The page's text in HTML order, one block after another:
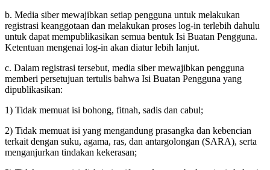
b. Media siber mewajibkan setiap pengguna untuk melakukan
registrasi keanggotaan dan melakukan proses log-in terlebih dahulu
untuk dapat mempublikasikan semua bentuk Isi Buatan Pengguna.
Ketentuan mengenai log-in akan diatur lebih lanjut.
c. Dalam registrasi tersebut, media siber mewajibkan pengguna
memberi persetujuan tertulis bahwa Isi Buatan Pengguna yang
dipublikasikan:
1) Tidak memuat isi bohong, fitnah, sadis dan cabul;
2) Tidak memuat isi yang mengandung prasangka dan kebencian
terkait dengan suku, agama, ras, dan antargolongan (SARA), serta
menganjurkan tindakan kekerasan;